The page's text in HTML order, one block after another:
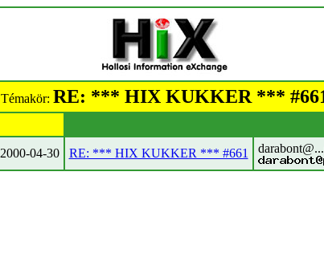
Témakör: RE: *** HIX KUKKER ***
2000-04-30 RE: *** HIX KUKKER *** #661